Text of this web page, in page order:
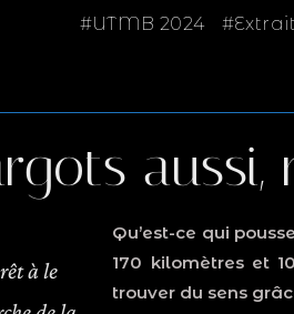
#UTMB 2024
Qu’est-ce qui
170 kilomètres et
trouver du sens
à le